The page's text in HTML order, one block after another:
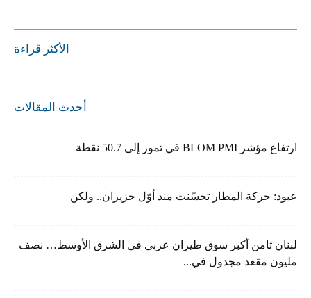
الأكثر قراءة
أحدث المقالات
ارتفاع مؤشر BLOM PMI في تموز إلى 50.7 نقطة
عبود: حركة المطار تحسّنت منذ أوّل حزيران.. ولكن
لبنان ثامن أكبر سوق طيران عربي في الشرق الأوسط… نصف
مليون مقعد مجدول في...